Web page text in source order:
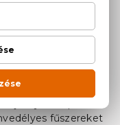
egzotikus
fűszerek
idéző üveget maga
piros szín pedig
szimbolizálja.
megalkotta
új Beyoncé parfüm
fűszereket